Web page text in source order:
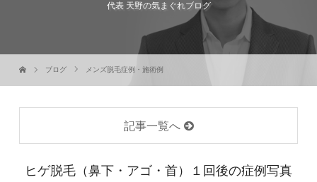
代表 天野の気まぐれブログ
ブログ メンズ脱毛症例・施術例
記事一覧へ
ヒゲ脱毛（鼻下・アゴ・首）１回後の症例写真